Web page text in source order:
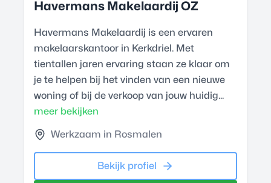
Havermans Makelaardij OZ
Havermans Makelaardij is een ervaren
makelaarskantoor in Kerkdriel. Met
tientallen jaren ervaring staan ze klaar om
je te helpen bij het vinden van een nieuwe
woning of bij de verkoop van jouw huidig...
meer bekijken
Werkzaam in Rosmalen
Bekijk profiel